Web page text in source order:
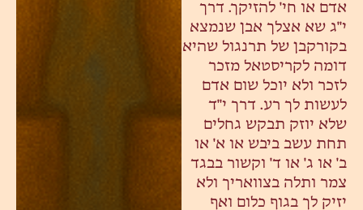
אדם או חי' להזיקך. דרך
י"ג שא אצלך אבן שנמצא
בקורקבן של תרנגול שהיא
דומה לקריסטאל מזכר
לזכר ולא יוכל שום אדם
לעשות לך רע. דרך י"ד
שלא יוזק תבקש גחלים
תחת עשב ביבש או א' או
ב' או ג' או ד' וקשור בבגד
צמר ותלה בצוואריך ולא
יזיק לך בגוף כלום ואף